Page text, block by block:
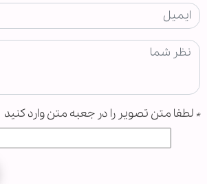
* لطفا متن تصویر را در جعبه متن وارد کنید